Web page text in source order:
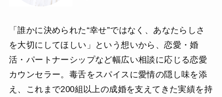
「誰かに決められた“幸せ”ではなく、あなたらしさ
を大切にしてほしい」という想いから、恋愛・婚
活・パートナーシップなど幅広い相談に応じる恋愛
カウンセラー。毒舌をスパイスに愛情の隠し味を添
え、これまで200組以上の成婚を支えてきた実績を持